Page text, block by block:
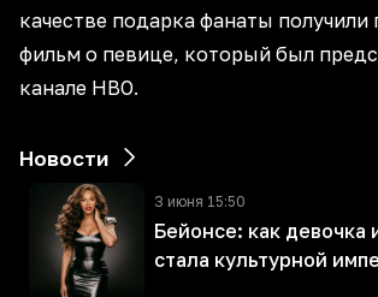
качестве подарка фанаты
фильм о певице, который был
канале HBO.
Новости
3 июня 15:50
Бейонсе: как девочка
стала культурной